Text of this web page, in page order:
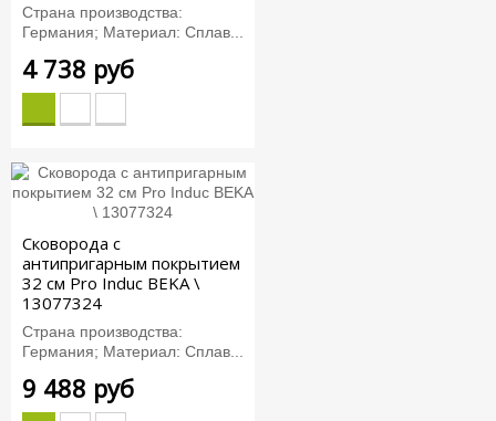
Страна производства:
Германия; Материал: Сплав...
4 738 руб
Сковорода с
антипригарным покрытием
32 см Pro Induc BEKA \
13077324
Страна производства:
Германия; Материал: Сплав...
9 488 руб